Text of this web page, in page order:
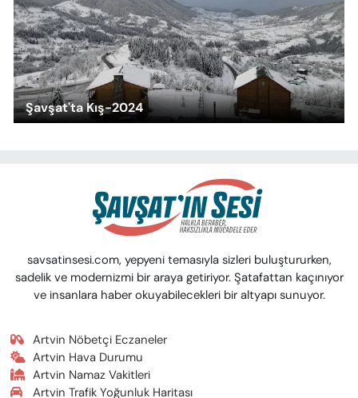
Şavşat'ta Kış-2024
savsatinsesi.com, yepyeni temasıyla sizleri buluştururken,
sadelik ve modernizmi bir araya getiriyor. Şatafattan kaçınıyor
ve insanlara haber okuyabilecekleri bir altyapı sunuyor.
Artvin Nöbetçi Eczaneler
Artvin Hava Durumu
Artvin Namaz Vakitleri
Artvin Trafik Yoğunluk Haritası